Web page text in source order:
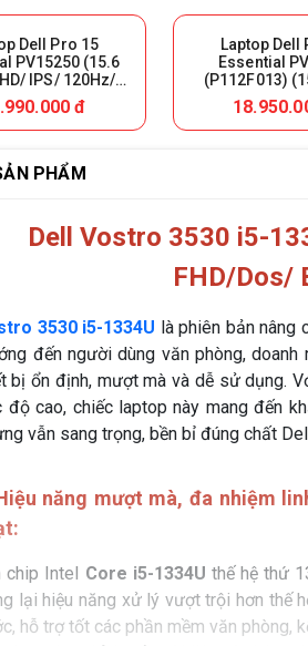
Dell Pro 15
PV15250 (15.6
IPS/ 120Hz/
8GB/ SSD
Ubuntu/ Black)
Khẩu
đ
Laptop Dell
Essential
(P112F013)
FHD/ IPS/
1355U/ 8GB
512GB/
PHẨM
Dell Vostro 3530 i5-
FHD/Dos/
3530 i5-1334U là phiên bản
đến người dùng văn phòng,
bị ổn định, mượt mà và dễ sử dụng.
độ cao, chiếc laptop này mang đến
vẫn sang trọng, bền bỉ đúng chất
năng mượt mà, đa nhiệm
chip Intel Core i5-1334U thế hệ thứ
lại hiệu năng xử lý vượt trội hơn thế
hỗ trợ tốt các phần mềm văn phòng,